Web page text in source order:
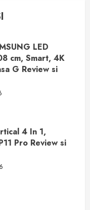
LED
cm, Smart, 4K
G Review si
4 In 1,
Pro Review si